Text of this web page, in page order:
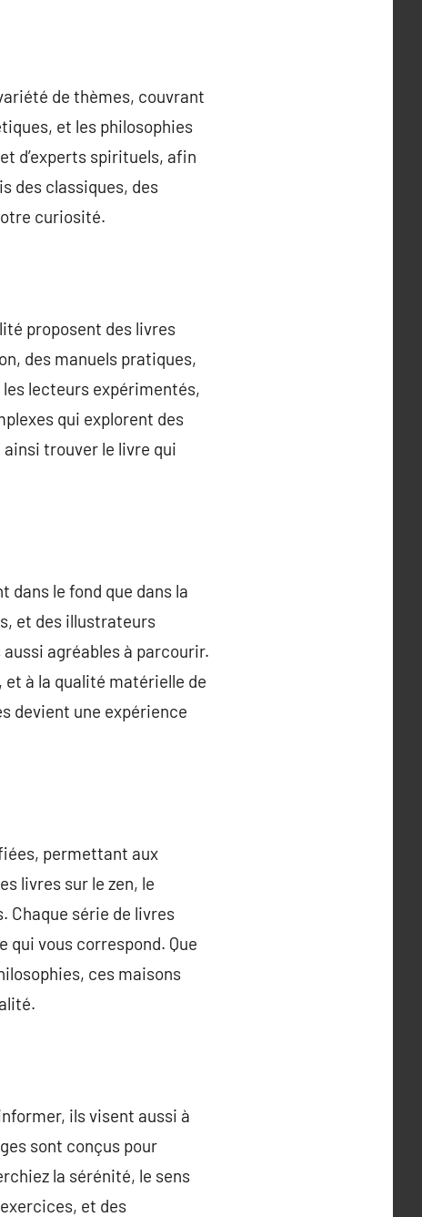
de thèmes, couvrant
et les philosophies
d’experts spirituels, afin
des classiques, des
curiosité.
proposent des livres
des manuels pratiques,
lecteurs expérimentés,
qui explorent des
trouver le livre qui
dans le fond que dans la
et des illustrateurs
agréables à parcourir.
et à la qualité matérielle de
devient une expérience
permettant aux
livres sur le zen, le
Chaque série de livres
qui vous correspond. Que
ces maisons
ils visent aussi à
sont conçus pour
la sérénité, le sens
et des